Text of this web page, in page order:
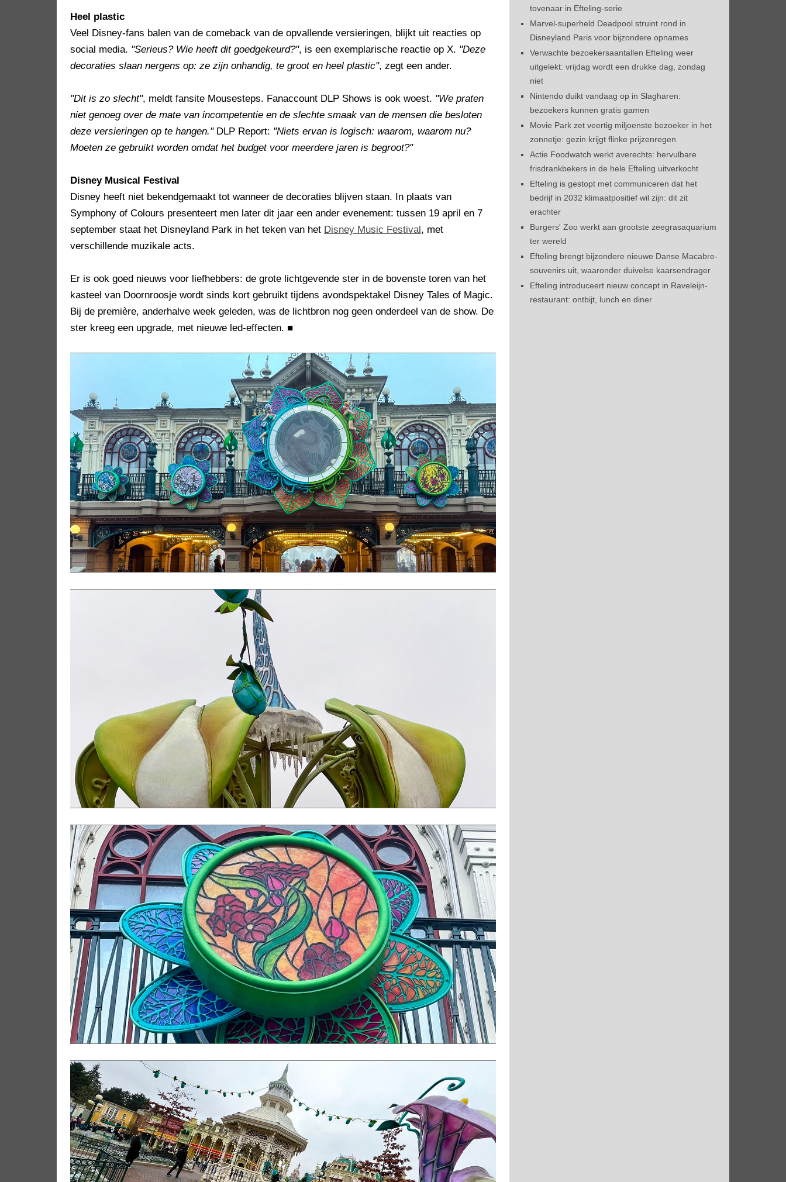
Heel plastic
Veel Disney-fans balen van de comeback van de opvallende versieringen, blijkt uit reacties op
social media. "Serieus? Wie heeft dit goedgekeurd?", is een exemplarische reactie op X. "Deze
decoraties slaan nergens op: ze zijn onhandig, te groot en heel plastic", zegt een ander.
"Dit is zo slecht", meldt fansite Mousesteps. Fanaccount DLP Shows is ook woest. "We praten
niet genoeg over de mate van incompetentie en de slechte smaak van de mensen die besloten
deze versieringen op te hangen."DLP Report: "Niets ervan is logisch: waarom, waarom nu?
Moeten ze gebruikt worden omdat het budget voor meerdere jaren is begroot?"
Disney Musical Festival
Disney heeft niet bekendgemaakt tot wanneer de decoraties blijven staan. In plaats van
Symphony of Colours presenteert men later dit jaar een ander evenement: tussen 19 april en 7
september staat het Disneyland Park in het teken van het Disney Music Festival , met
verschillende muzikale acts.
Er is ook goed nieuws voor liefhebbers: de grote lichtgevende ster in de bovenste toren van het
kasteel van Doornroosje wordt sinds kort gebruikt tijdens avondspektakel Disney Tales of Magic.
Bij de première, anderhalve week geleden, was de lichtbron nog geen onderdeel van de show. De
ster kreeg een upgrade, met nieuwe led-effecten. ■
tovenaar in Efteling-serie
Marvel-superheld Deadpool struint rond in
Disneyland Paris voor bijzondere opnames
Verwachte bezoekersaantallen Efteling weer
uitgelekt: vrijdag wordt een drukke dag, zondag
niet
Nintendo duikt vandaag op in Slagharen:
bezoekers kunnen gratis gamen
Movie Park zet veertig miljoenste bezoeker in het
zonnetje: gezin krijgt flinke prijzenregen
Actie Foodwatch werkt averechts: hervulbare
frisdrankbekers in de hele Efteling uitverkocht
Efteling is gestopt met communiceren dat het
bedrijf in 2032 klimaatpositief wil zijn: dit zit
erachter
Burgers' Zoo werkt aan grootste zeegrasaquarium
ter wereld
Efteling brengt bijzondere nieuwe Danse Macabre-
souvenirs uit, waaronder duivelse kaarsendrager
Efteling introduceert nieuw concept in Raveleijn-
restaurant: ontbijt, lunch en diner